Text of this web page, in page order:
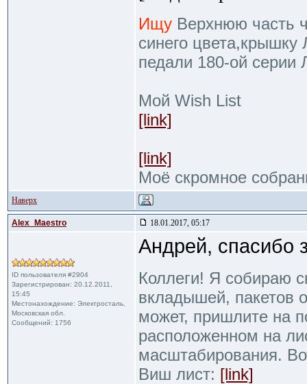
Ищу Верхнюю часть
синего
педали 180-ой
Мой Wish List
[link]
[link]
Моё скромное
Наверх
Alex_Maestro 18.01.2017, 05:17
ID пользователя #2904
Зарегистрирован: 20.12.2011,
15:45
Местонахождение: Электросталь,
Московская обл.
Сообщений: 1756
Андрей, спасибо
Коллеги! Я собираю
вкладышей, пакетов
может, пришлите на
расположенном на
масштабирования.
Виш лист: [link]